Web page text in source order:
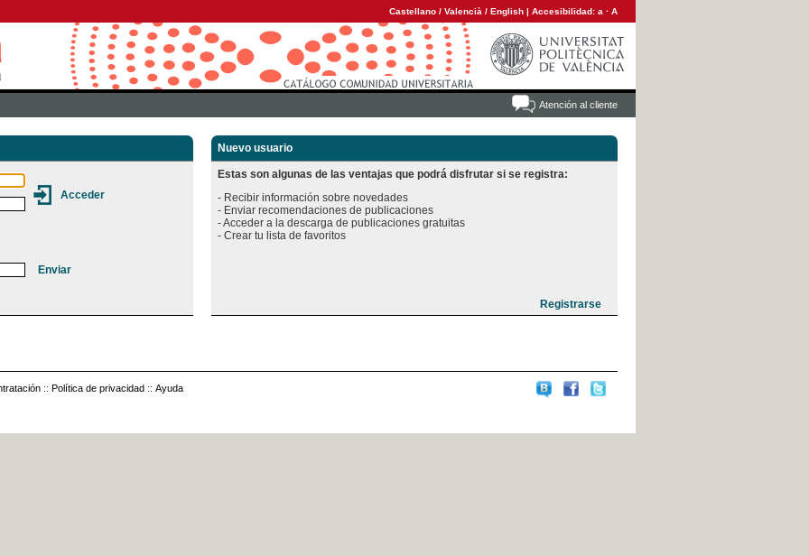
Castellano / Valencià / English | Accesibilidad: a · A
Atención al cliente
Nuevo usuario
Estas son algunas de las ventajas que podrá disfrutar si se registra:
- Recibir información sobre novedades
- Enviar recomendaciones de publicaciones
- Acceder a la descarga de publicaciones gratuitas
:: Política de privacidad :: Ayuda